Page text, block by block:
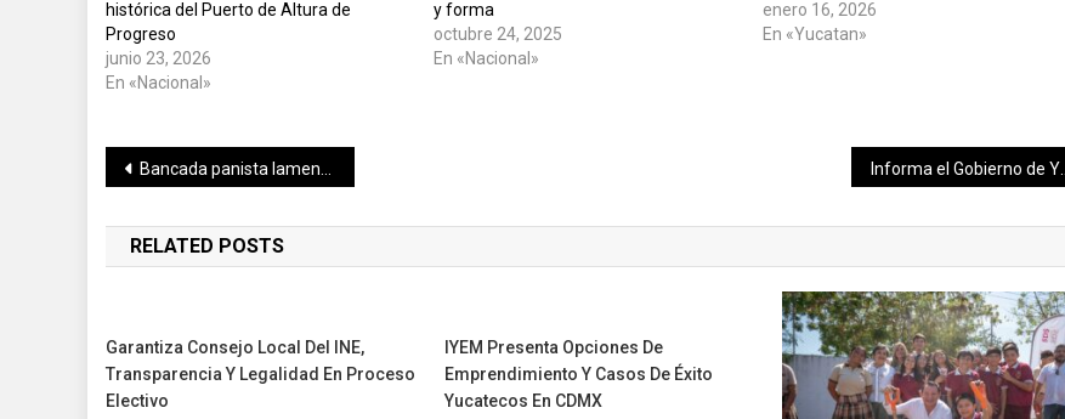
histórica del Puerto de Altura de
Progreso
junio 23, 2026
En «Nacional»
y forma
octubre 24, 2025
En «Nacional»
enero 16, 2026
En «Yucatan»
Navegación
de
entradas
Bancada panista lamenta la cancelación del programa Médico 24/7 en Yucatán
RELATED POSTS
Garantiza Consejo Local Del INE,
Transparencia Y Legalidad En Proceso
Electivo
IYEM Presenta Opciones De
Emprendimiento Y Casos De Éxito
Yucatecos En CDMX